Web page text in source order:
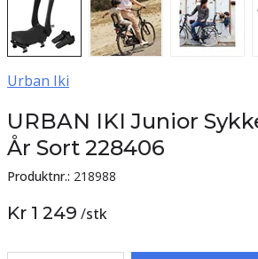
Urban Iki
URBAN IKI Junior
År Sort 228406
Produktnr.: 218988
Kr 1 249 /stk